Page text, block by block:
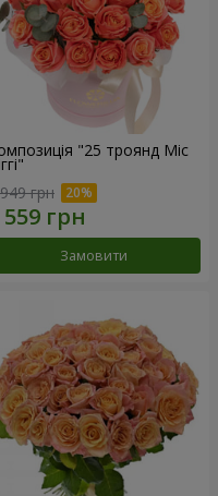
"25 троянд Міс
грн
Замовити